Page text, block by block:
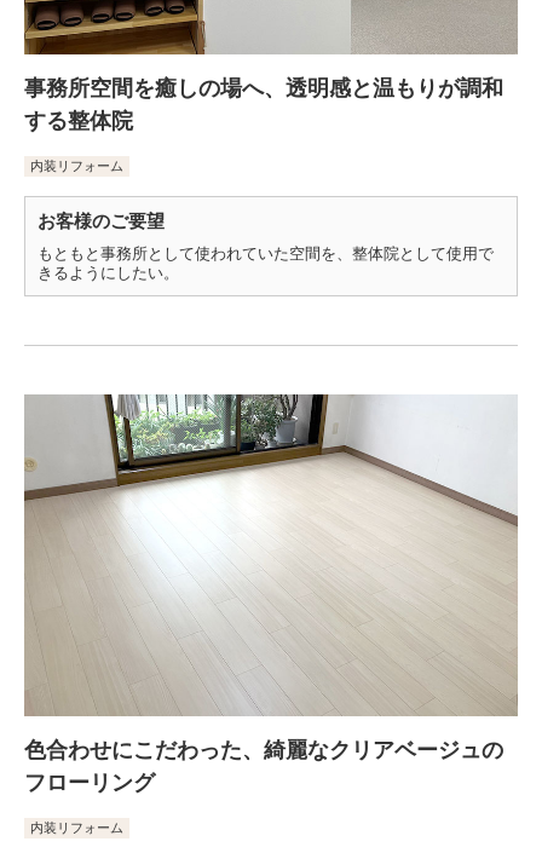
事務所空間を癒しの場へ、透明感と温もりが調和
する整体院
内装リフォーム
お客様のご要望
もともと事務所として使われていた空間を、整体院として使用で
きるようにしたい。
色合わせにこだわった、綺麗なクリアベージュの
フローリング
内装リフォーム